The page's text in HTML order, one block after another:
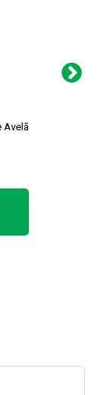
Avelã